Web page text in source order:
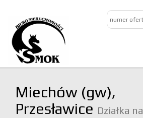
Miechów (gw),
Przesławice Działka na